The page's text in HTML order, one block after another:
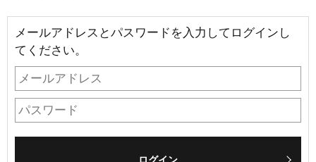
メールアドレスとパスワードを入力してログインし
てください。